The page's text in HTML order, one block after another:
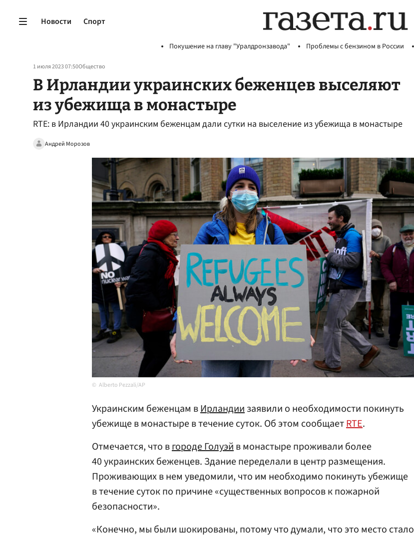
Новости Спорт
Покушение на главу "Уралдронзавода" Проблемы с бензином в России
1 июля 2023 07:50Общество
В Ирландии украинских беженцев выселяют
из убежища в монастыре
RTE: в Ирландии 40 украинским беженцам дали сутки на выселение из убежища в монастыре
Андрей Морозов
Alberto Pezzali/AP
Украинским беженцам вИрландиизаявили о необходимости покинуть
убежище в монастыре в течение суток. Об этом сообщаетRTE.
Отмечается, что вгороде Голуэйв монастыре проживали более
40 украинских беженцев. Здание переделали в центр размещения.
Проживающих в нем уведомили, что им необходимо покинуть убежище
в течение суток по причине «существенных вопросов к пожарной
безопасности».
«Конечно, мы были шокированы, потому что думали, что это место стало